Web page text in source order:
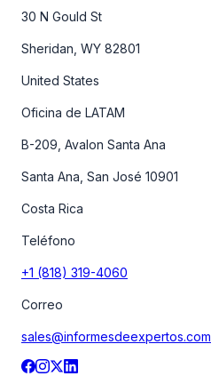
30 N Gould St
Sheridan, WY 82801
United States
Oficina de LATAM
B-209, Avalon Santa Ana
Santa Ana, San José 10901
Costa Rica
Teléfono
+1 (818) 319-4060
Correo
sales@informesdeexpertos.com